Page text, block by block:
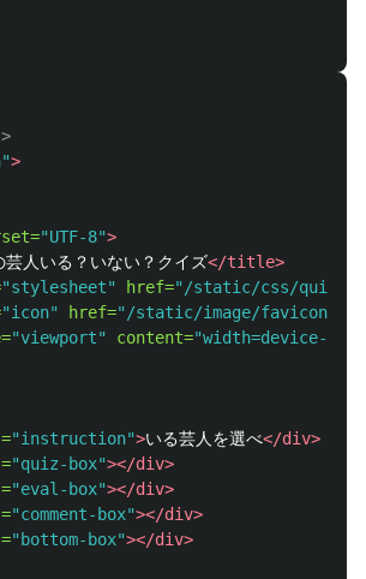
>
"UTF-8">
芸人いる？いない？クイズ</title>
"stylesheet" href="/static/css/
"icon" href="/static/image/
"viewport" content="width=device-
"instruction">いる芸人を選べ</div>
"quiz-box"></div>
"eval-box"></div>
"comment-box"></div>
"bottom-box"></div>